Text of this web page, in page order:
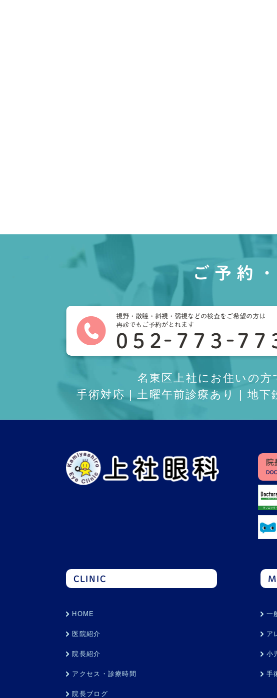
ご予約
名東区上社にお住いの
手術対応 | 土曜午前診療あり | 地下
CLINIC
HOME
医院紹介
院長紹介
アクセス・診療時間
院長ブログ
一
ア
小
手